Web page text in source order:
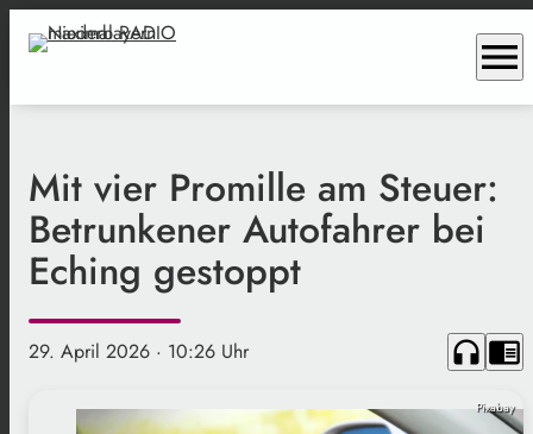
menu
Mit vier Promille am Steuer:
Betrunkener Autofahrer bei
Eching gestoppt
29. April 2026 · 10:26 Uhr headphones chrome_reader_mode
Pixabay